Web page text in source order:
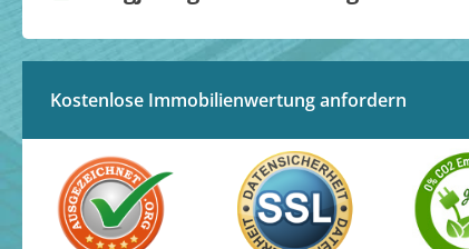
Kostenlose Immobilienwertung anfordern